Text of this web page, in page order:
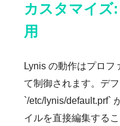
カスタマイズ
用
Lynis の動作はプロフ
て制御されます。デ
`/etc/lynis/default.prf`
イルを直接編集する